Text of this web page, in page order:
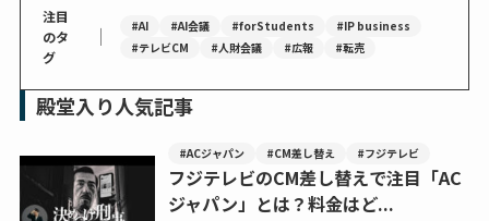
注目
のタ
グ
｜ #AI #AI会議 #forStudents
#IP business
#テレビCM
#人財会議 #広報 #転売
殿堂入り人気記事
#ACジャパン #CM差し替え #フジテレビ
フジテレビのCM差し替えで注目「AC
ジャパン」とは？料金はど...